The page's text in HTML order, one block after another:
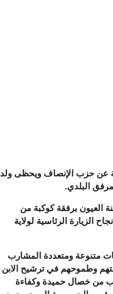
عن حزب الإنصاف ويحظى ولد
البلدي.
العيون برفقة كوكبة من
الزيارة الرئاسية لولاية
متنوعة ومتعددة المشارب
وطموحهم في ترشيح الابن
من خصال حميدة وكفاءة